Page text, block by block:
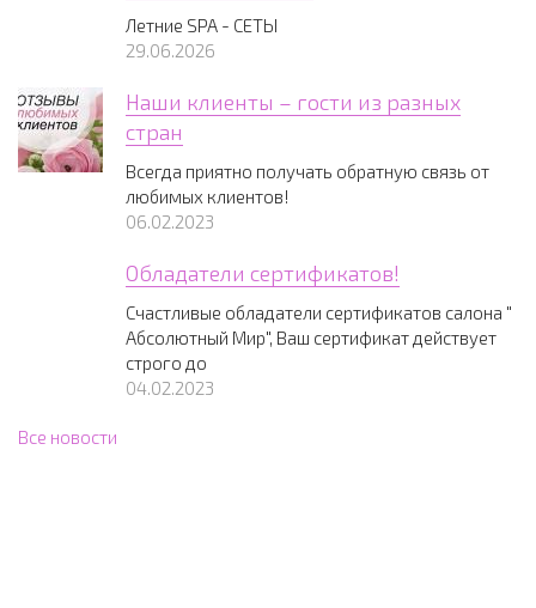
Летние SPA - СЕТЫ
29.06.2026
Наши клиенты – гости из разных
стран
Всегда приятно получать обратную связь от
любимых клиентов!
06.02.2023
Обладатели сертификатов!
Счастливые обладатели сертификатов салона "
Абсолютный Мир", Ваш сертификат действует
строго до
04.02.2023
Все новости